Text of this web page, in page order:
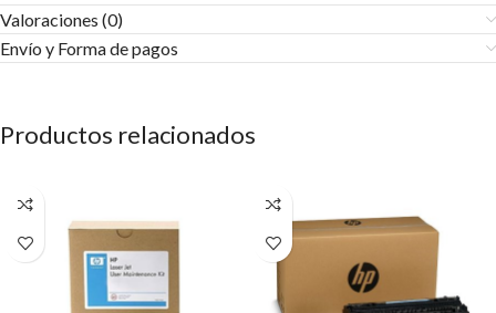
Valoraciones (0)
Envío y Forma de pagos​
Productos relacionados